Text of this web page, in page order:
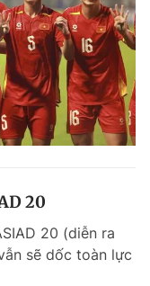
20
20 (diễn ra
sẽ dốc toàn lực